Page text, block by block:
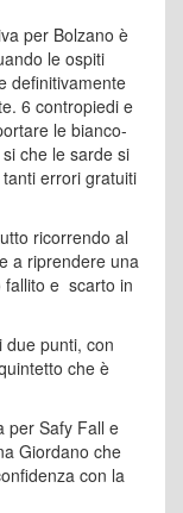
per Bolzano è
le ospiti
definitivamente
6 contropiedi e
le bianco-
che le sarde si
errori gratuiti
ricorrendo al
a riprendere una
fallito e scarto in
due punti, con
che è
per Safy Fall e
Giordano che
con la